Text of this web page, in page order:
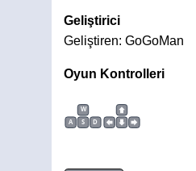
Geliştirici
Geliştiren: GoGoMan
Oyun Kontrolleri
W
A
S D